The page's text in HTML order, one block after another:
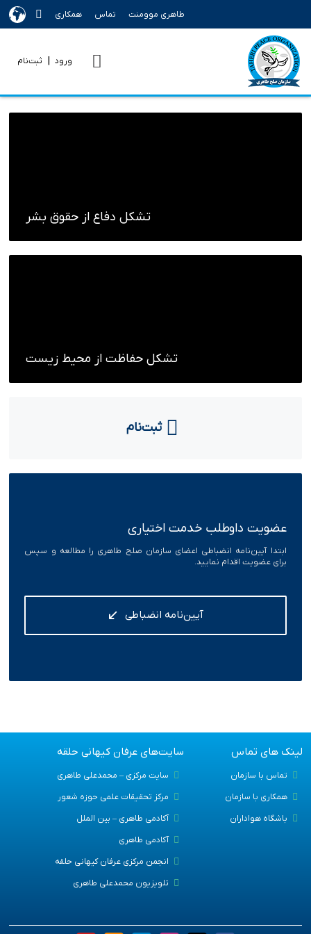
to
content
طاهری موومنت تماس همکاری
ورود | ثبت‌نام
تشکل دفاع از حقوق بشر
تشکل حفاظت از محیط زیست
ثبت‌نام
عضویت داوطلب خدمت اختیاری
ابتدا آیین‌نامه انضباطی اعضای سازمان صلح طاهری را مطالعه و سپس
برای عضویت اقدام نمایید.
آیین‌نامه انضباطی
لینک های تماس
تماس با سازمان
همکاری با سازمان
باشگاه هواداران
سایت‌های عرفان کیهانی حلقه
سایت مرکزی – محمدعلی طاهری
مرکز تحقیقات علمی حوزه شعور
آکادمی طاهری – بین الملل
آکادمی طاهری
انجمن مرکزی عرفان کیهانی حلقه
تلویزیون محمدعلی طاهری